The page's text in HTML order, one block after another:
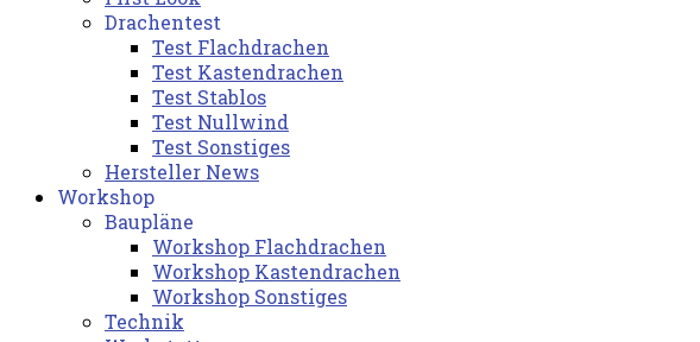
Drachentest
Test Flachdrachen
Test Kastendrachen
Test Stablos
Test Nullwind
Test Sonstiges
Hersteller News
Workshop
Baupläne
Workshop Flachdrachen
Workshop Kastendrachen
Workshop Sonstiges
Technik